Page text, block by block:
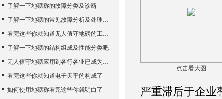
点击看大图
严重滞后于企业
了解一下地磅称的故障分类及诊断
了解一下地磅的常见故障分析及处理方法
看完这些你就知道无人值守地磅的工作步骤了
了解一下地磅的结构组成及性能分类吧
无人值守地磅应用到各行各业已成为称重历史发展的潮流
看完这些你就知道电子天平的构成了
如何使用地磅称看完这些你就明白了